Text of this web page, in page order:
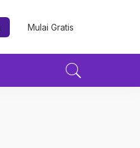
Mulai Gratis